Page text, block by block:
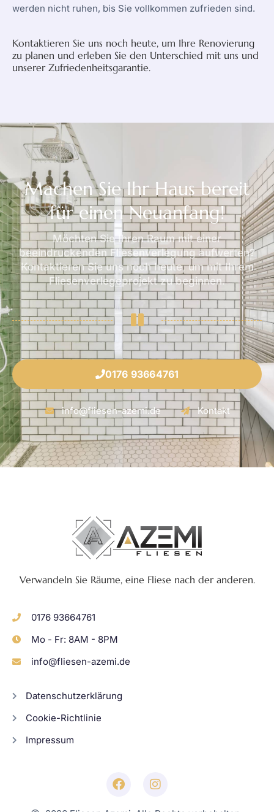
werden nicht ruhen, bis Sie vollkommen zufrieden sind.
Kontaktieren Sie uns noch heute, um Ihre Renovierung
zu planen und erleben Sie den Unterschied mit uns und
unserer Zufriedenheitsgarantie.
Machen Sie Ihr Haus bereit
für einen Neuanfang!​
Möchten Sie Ihren Raum mit einer
beeindruckenden Fliesenverlegung aufwerten?
Kontaktieren Sie uns noch heute, um mit Ihrem
Fliesenverlegeprojekt zu beginnen.
0176 93664761
info@fliesen-azemi.de Kontakt
Verwandeln Sie Räume, eine Fliese nach der anderen.
0176 93664761
Mo - Fr: 8AM - 8PM
info@fliesen-azemi.de
Datenschutzerklärung
Cookie-Richtlinie
Impressum